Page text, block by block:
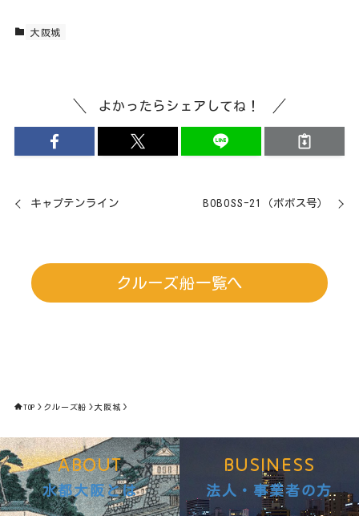
大阪城
よかったらシェアしてね！
キャプテンライン BOBOSS-21（ボボス号）
クルーズ船一覧へ
TOP クルーズ船 大阪城
ABOUT
水都大阪とは
BUSINESS
法人・事業者の方